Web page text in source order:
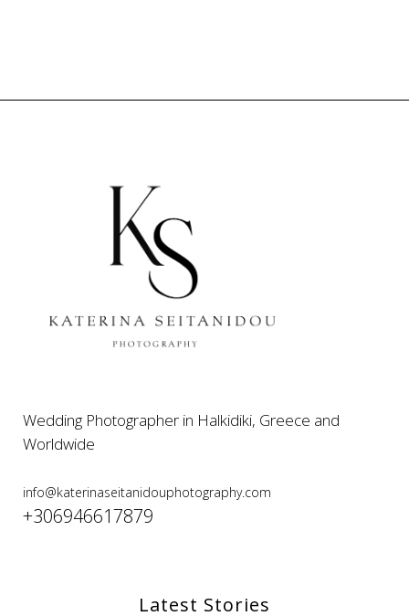
Wedding Photographer in Halkidiki, Greece and
Worldwide
info@katerinaseitanidouphotography.com
+306946617879
Latest Stories